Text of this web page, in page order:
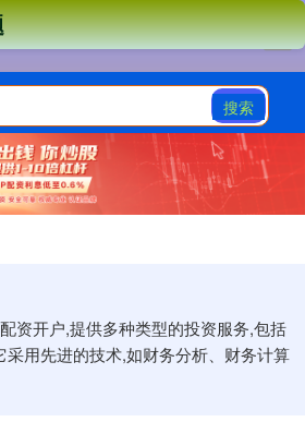
搜索
资开户,提供多种类型的投资服务,包括
用先进的技术,如财务分析、财务计算